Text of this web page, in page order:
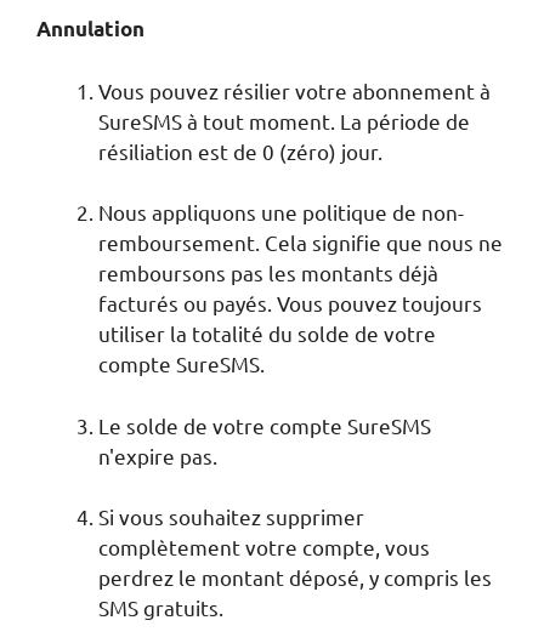
Annulation
Vous pouvez résilier votre abonnement à
SureSMS à tout moment. La période de
résiliation est de 0 (zéro) jour.
Nous appliquons une politique de non-
remboursement. Cela signifie que nous ne
remboursons pas les montants déjà
facturés ou payés. Vous pouvez toujours
utiliser la totalité du solde de votre
compte SureSMS.
Le solde de votre compte SureSMS
n'expire pas.
Si vous souhaitez supprimer
complètement votre compte, vous
perdrez le montant déposé, y compris les
SMS gratuits.